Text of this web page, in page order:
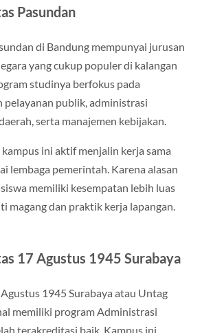
Pasundan
di Bandung mempunyai jurusan
yang cukup populer di kalangan
studinya berfokus pada
pelayanan publik, administrasi
serta manajemen kebijakan.
ini aktif menjalin kerja sama
lembaga pemerintah. Karena alasan
memiliki kesempatan lebih luas
magang dan praktik kerja lapangan.
17 Agustus 1945 Surabaya
1945 Surabaya atau Untag
memiliki program Administrasi
terakreditasi baik. Kampus ini